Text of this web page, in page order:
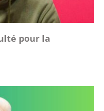
pour la